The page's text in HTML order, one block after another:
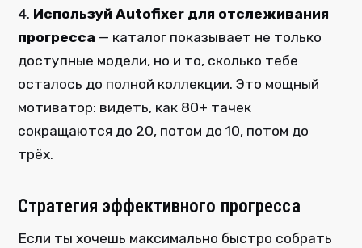
4. Используй Autofixer для отслеживания
прогресса — каталог показывает не только
доступные модели, но и то, сколько тебе
осталось до полной коллекции. Это мощный
мотиватор: видеть, как 80+ тачек
сокращаются до 20, потом до 10, потом до
трёх.
Стратегия эффективного прогресса
Если ты хочешь максимально быстро собрать